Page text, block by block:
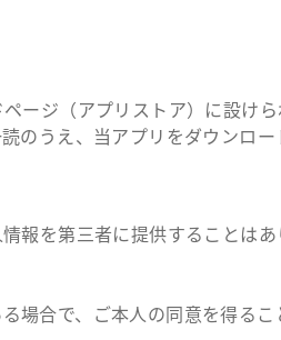
ージ（アプリストア）に設け
のうえ、当アプリをダウンロー
報を第三者に提供することはあ
場合で、ご本人の同意を得る